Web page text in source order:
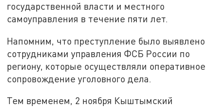
государственной власти и местного
самоуправления в течение пяти лет.
Напомним, что преступление было выявлено
сотрудниками управления ФСБ России по
региону, которые осуществляли оперативное
сопровождение уголовного дела.
Тем временем, 2 ноября Кыштымский